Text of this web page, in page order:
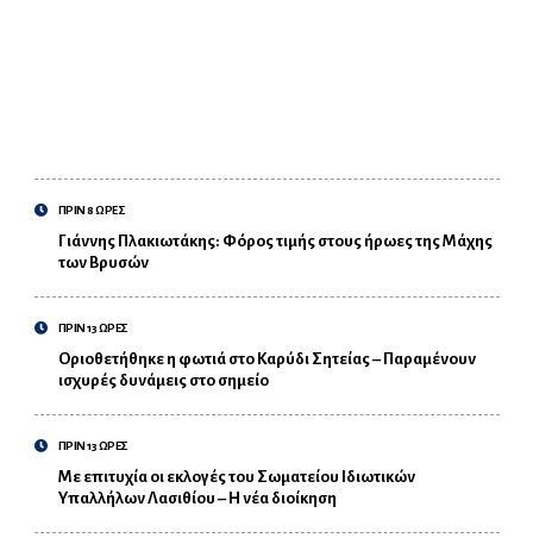
ΠΡΙΝ 8 ΩΡΕΣ
Γιάννης Πλακιωτάκης: Φόρος τιμής στους ήρωες της Μάχης
των Βρυσών
ΠΡΙΝ 13 ΩΡΕΣ
Οριοθετήθηκε η φωτιά στο Καρύδι Σητείας – Παραμένουν
ισχυρές δυνάμεις στο σημείο
ΠΡΙΝ 13 ΩΡΕΣ
Με επιτυχία οι εκλογές του Σωματείου Ιδιωτικών
Υπαλλήλων Λασιθίου – Η νέα διοίκηση